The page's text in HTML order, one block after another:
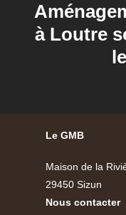
à Loutre
Le GMB
Maison de la
29450 Sizun
Nous contacter